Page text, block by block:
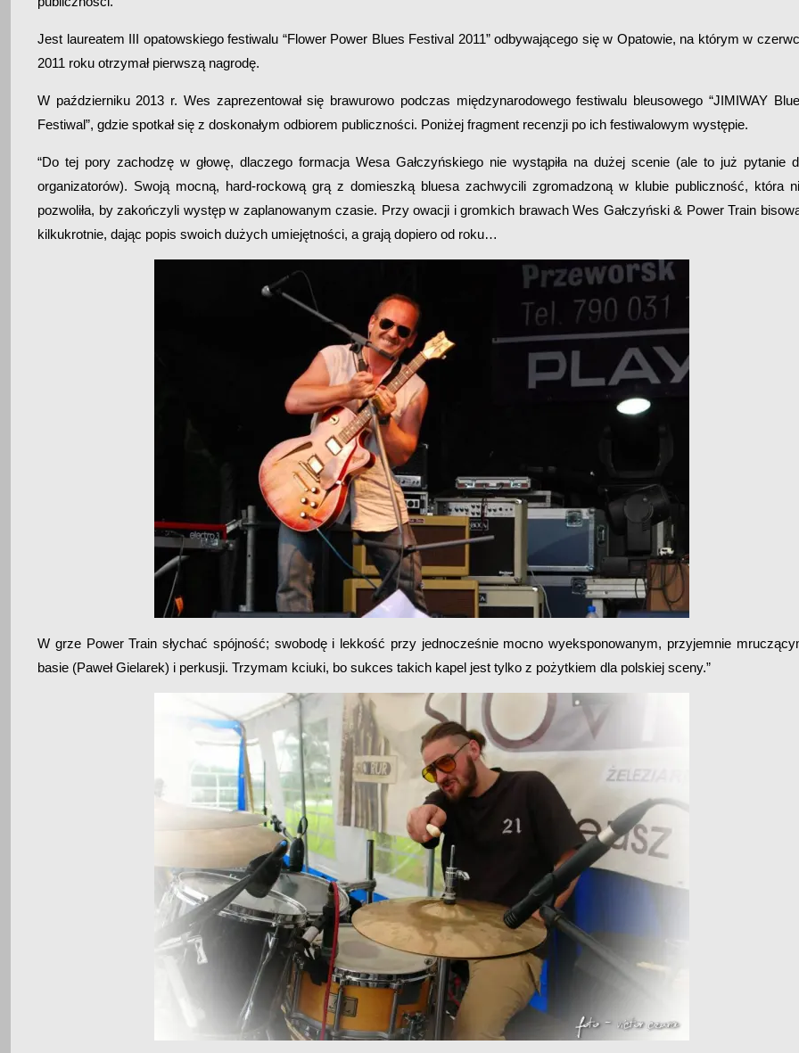
Jest laureatem III opatowskiego festiwalu “Flower Power Blues Festival 2011” odbywającego się w Opatowie, na którym w
2011 roku otrzymał pierwszą nagrodę.
W październiku 2013 r. Wes zaprezentował się brawurowo podczas międzynarodowego festiwalu bleusowego “JIMIWAY
Festiwal”, gdzie spotkał się z doskonałym odbiorem publiczności. Poniżej fragment recenzji po ich festiwalowym występie.
“Do tej pory zachodzę w głowę, dlaczego formacja Wesa Gałczyńskiego nie wystąpiła na dużej scenie (ale to już pytanie
organizatorów). Swoją mocną, hard-rockową grą z domieszką bluesa zachwycili zgromadzoną w klubie publiczność, która
pozwoliła, by zakończyli występ w zaplanowanym czasie. Przy owacji i gromkich brawach Wes Gałczyński & Power Train
kilkukrotnie, dając popis swoich dużych umiejętności, a grają dopiero od roku…
W grze Power Train słychać spójność; swobodę i lekkość przy jednocześnie mocno wyeksponowanym, przyjemnie
basie (Paweł Gielarek) i perkusji. Trzymam kciuki, bo sukces takich kapel jest tylko z pożytkiem dla polskiej sceny.”